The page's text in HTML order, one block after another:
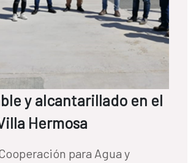
y alcantarillado en el
Hermosa
para Agua y